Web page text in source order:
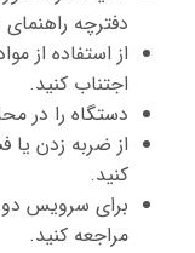
دفترچه
از استفاده از
اجتناب کنید.
دستگاه را در
از ضربه زدن یا
کنید.
برای سرویس
مراجعه کنید.